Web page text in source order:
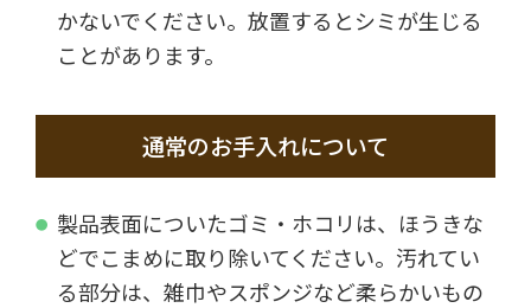
かないでください。放置するとシミが生じる
ことがあります。
通常のお手入れについて
製品表面についたゴミ・ホコリは、ほうきな
どでこまめに取り除いてください。汚れてい
る部分は、雑巾やスポンジなど柔らかいもの